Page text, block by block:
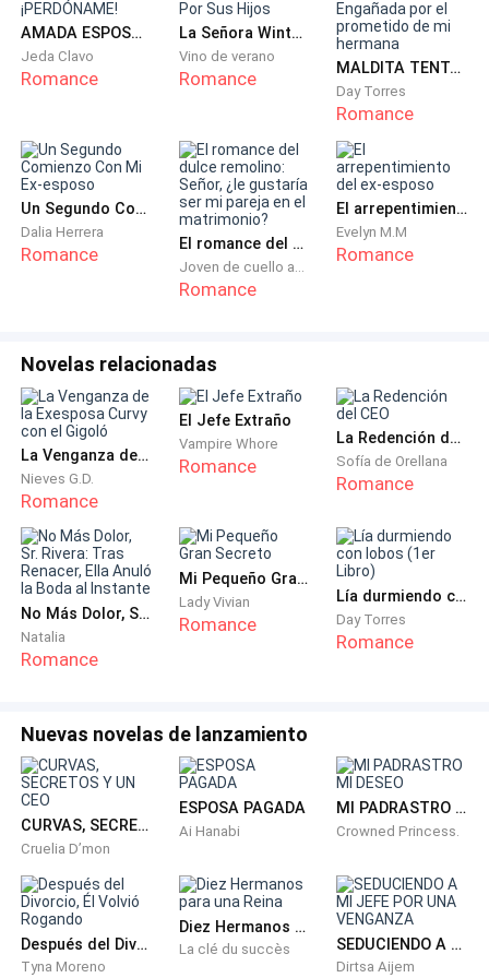
contrario, soñaba con una vida hecha de grandeza y
poder, sin embargo, la buscaba de una manera oscura,
errónea, engañosa y desleal. Aunque sus propósitos
eran buenos, sus actitudes eran malas, quería a toda
Mantenerse para siempre alejada del origen humilde
por el que sentía tanto desprecio. Pensó en vivir en la
comodidad de una buena casa, tener todo el dinero
que necesitaba para comprar todo lo que nunca antes
pudo tener, ser diferente, huir de esa familia hortera
— Lo siento, princesa, tuve algunos contratiempos.
— Menos mal que viene en coche porque si fuera en
tiempo esperando
— Deja de enfadarte, ya estoy aquí, ¿no?
— ¿A dónde me llevas? ¿No vamos a volver a ese
— Chica enojada, ¿eh?
— ¡Eres demasiado lento para contar!
— Mira, si te quejas por no llevarte a conocer a mis
padres hasta ahora, lamento decirte que no es mi
culpa, están muy ocupados.
AMADA ESPOSA ¡PERDÓNAME!
Jeda Clavo
Romance
La Señora Winters Peleando Por Sus Hijos
Vino de verano
Romance MALDITA TENTACIÓN. Engañada por el prometido de mi hermana
Day Torres
Romance
Un Segundo Comienzo Con Mi Ex-esposo
Dalia Herrera
Romance El romance del dulce remolino: Señor, ¿le gustaría ser mi pareja en el matrimonio?
Romance
El arrepentimiento del ex-esposo
Evelyn M.M
Romance
Novelas relacionadas
La Venganza de la Exesposa Curvy con el Gigoló
Nieves G.D.
Romance
El Jefe Extraño
Vampire Whore
Romance
La Redención del CEO
Sofía de Orellana
Romance
No Más Dolor, Sr. Rivera: Tras Renacer, Ella Anuló la Boda al Instante
Natalia
Romance
Mi Pequeño Gran Secreto
Lady Vivian
Romance
Lía durmiendo con lobos (1er Libro)
Day Torres
Romance
Nuevas novelas de lanzamiento
CURVAS, SECRETOS Y UN CEO
Cruelia D’mon
ESPOSA PAGADA
Ai Hanabi
MI PADRASTRO MI DESEO
Crowned Princess.
Después del Divorcio, Él Volvió Rogando
Tyna Moreno
Diez Hermanos para una Reina
La clé du succès SEDUCIENDO A MI JEFE POR UNA VENGANZA
Dirtsa Aijem